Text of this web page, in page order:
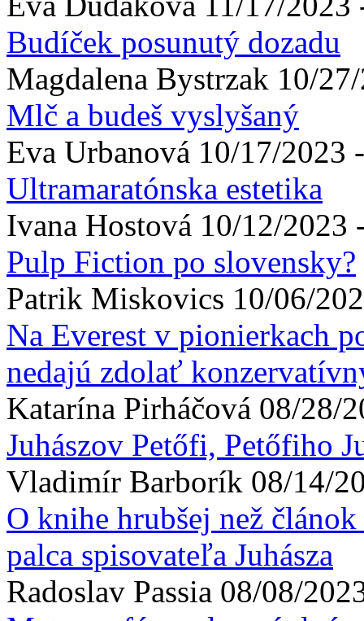
Budíček posunutý dozadu
Magdalena Bystrzak 10/
Mlč a budeš vyslyšaný
Eva Urbanová 10/17/2023
Ultramaratónska estetika
Ivana Hostová 10/12/2023
Pulp Fiction po slovensky?
Patrik Miskovics 10/06/
Na Everest v pionierkach
nedajú zdolať
Katarína Pirháčová 08/28/
Juhászov Petőfi, Petőfiho
Vladimír Barborík 08/14/
O knihe hrubšej než
palca spisovateľa Juhásza
Radoslav Passia 08/08/